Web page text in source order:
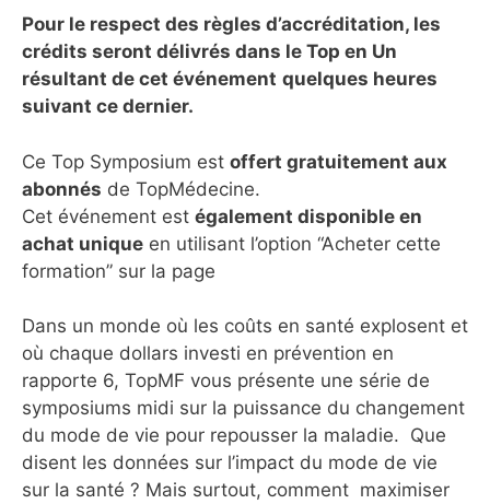
Pour le respect des règles d’accréditation, les
crédits seront délivrés dans le Top en Un
résultant de cet événement quelques heures
suivant ce dernier.
Ce Top Symposium est offert gratuitement aux
abonnés de TopMédecine.
Cet événement est également disponible en
achat unique en utilisant l’option “Acheter cette
formation” sur la page
Dans un monde où les coûts en santé explosent et
où chaque dollars investi en prévention en
rapporte 6, TopMF vous présente une série de
symposiums midi sur la puissance du changement
du mode de vie pour repousser la maladie. Que
disent les données sur l’impact du mode de vie
sur la santé ? Mais surtout, comment maximiser